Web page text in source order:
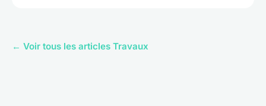
← Voir tous les articles Travaux